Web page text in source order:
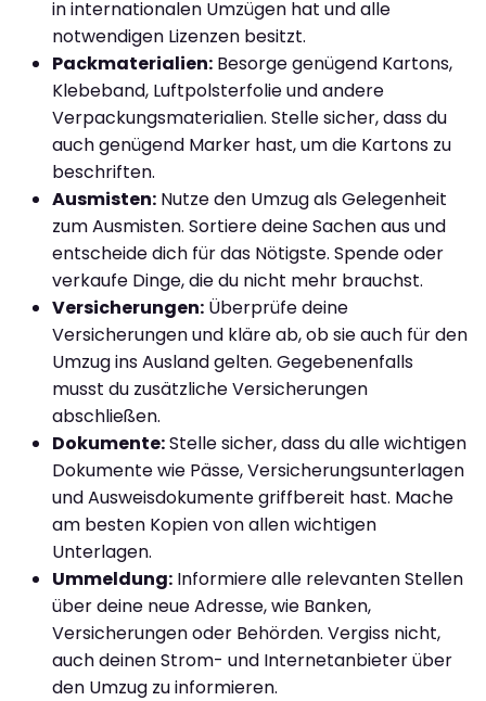
in internationalen Umzügen hat und alle
notwendigen Lizenzen besitzt.
Packmaterialien: Besorge genügend Kartons,
Klebeband, Luftpolsterfolie und andere
Verpackungsmaterialien. Stelle sicher, dass du
auch genügend Marker hast, um die Kartons zu
beschriften.
Ausmisten: Nutze den Umzug als Gelegenheit
zum Ausmisten. Sortiere deine Sachen aus und
entscheide dich für das Nötigste. Spende oder
verkaufe Dinge, die du nicht mehr brauchst.
Versicherungen: Überprüfe deine
Versicherungen und kläre ab, ob sie auch für den
Umzug ins Ausland gelten. Gegebenenfalls
musst du zusätzliche Versicherungen
abschließen.
Dokumente:Stelle sicher, dass du alle wichtigen
Dokumente wie Pässe, Versicherungsunterlagen
und Ausweisdokumente griffbereit hast. Mache
am besten Kopien von allen wichtigen
Unterlagen.
Ummeldung: Informiere alle relevanten Stellen
über deine neue Adresse, wie Banken,
Versicherungen oder Behörden. Vergiss nicht,
auch deinen Strom- und Internetanbieter über
den Umzug zu informieren.